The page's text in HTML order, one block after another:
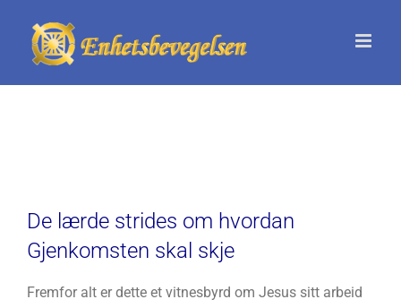
content
De lærde strides om hvordan
Gjenkomsten skal skje
Fremfor alt er dette et vitnesbyrd om Jesus sitt arbeid